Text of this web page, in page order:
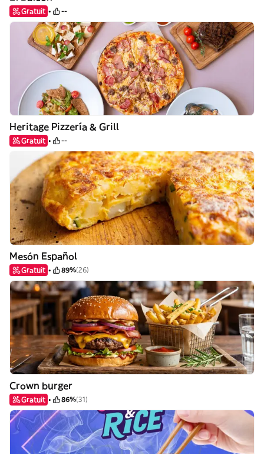
Gratuit --
Heritage Pizzería & Grill
Gratuit --
Mesón Español
Gratuit 89%(26)
Crown burger
Gratuit 86%(31)